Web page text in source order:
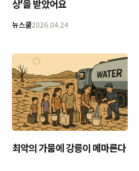
상'을 받았어요
뉴스쿨2026.04.24
최악의 가뭄에 강릉이 메마른다